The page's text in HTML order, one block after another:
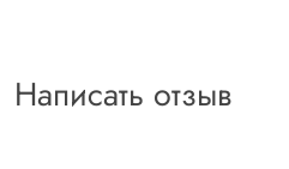
Написать отзыв